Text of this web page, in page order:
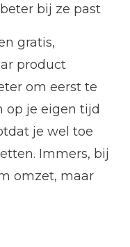
bij ze past
gratis,
product
om eerst te
op je eigen tijd
je wel toe
Immers, bij
omzet, maar